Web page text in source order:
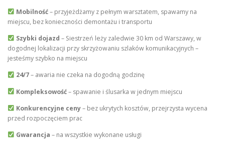
Mobilność– przyjeżdżamy z pełnym warsztatem, spawamy na
miejscu, bez konieczności demontażu i transportu
Szybki dojazd – Siestrzeń leży zaledwie 30 km od Warszawy, w
dogodnej lokalizacji przy skrzyżowaniu szlaków komunikacyjnych –
jesteśmy szybko na miejscu
24/7– awaria nie czeka na dogodną godzinę
Kompleksowość– spawanie i ślusarka w jednym miejscu
Konkurencyjne ceny– bez ukrytych kosztów, przejrzysta wycena
przed rozpoczęciem prac
Gwarancja – na wszystkie wykonane usługi